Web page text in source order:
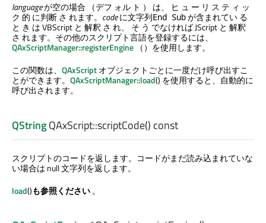
languageが空の場合 （デフ ォル ト ） は、 ヒ ュ ー リ ス テ ィ ッ
ク 的 に判断 さ れます。 codeに文字列End Subが含まれてい る
と き は VBScript と 解釈 さ れ、 そ う でなければ JScript と 解釈
さ れます。その他のスクリプト言語を登録するには、
QAxScriptManager::registerEngine （）を使用します。
この関数は、 QAxScriptオブジェクトごとに一度だけ呼び出すこ
とができます。 QAxScriptManager::load() を使用すると、自動的に
呼び出されます。
QStringQAxScript::scriptCode() const
スクリプトのコードを返します。コードがまだ読み込まれていな
い場合は null 文字列を返します。
load()も参照ください。